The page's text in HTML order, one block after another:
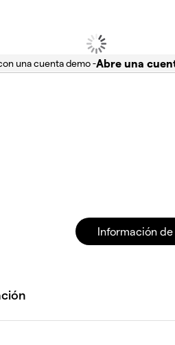
una cuenta demo -
Información